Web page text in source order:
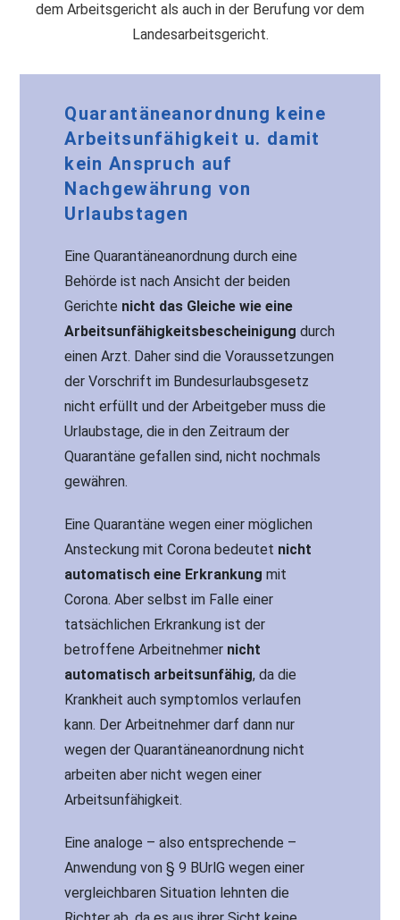
dem Arbeitsgericht als auch in der Berufung vor dem
Landesarbeitsgericht.
Quarantäneanordnung keine
Arbeitsunfähigkeit u. damit
kein Anspruch auf
Nachgewährung von
Urlaubstagen
Eine Quarantäneanordnung durch eine
Behörde ist nach Ansicht der beiden
Gerichte nicht das Gleiche wie eine
Arbeitsunfähigkeitsbescheinigung durch
einen Arzt. Daher sind die Voraussetzungen
der Vorschrift im Bundesurlaubsgesetz
nicht erfüllt und der Arbeitgeber muss die
Urlaubstage, die in den Zeitraum der
Quarantäne gefallen sind, nicht nochmals
gewähren.
Eine Quarantäne wegen einer möglichen
Ansteckung mit Corona bedeutet nicht
automatisch eine Erkrankung mit
Corona. Aber selbst im Falle einer
tatsächlichen Erkrankung ist der
betroffene Arbeitnehmer nicht
automatisch arbeitsunfähig, da die
Krankheit auch symptomlos verlaufen
kann. Der Arbeitnehmer darf dann nur
wegen der Quarantäneanordnung nicht
arbeiten aber nicht wegen einer
Arbeitsunfähigkeit.
Eine analoge – also entsprechende –
Anwendung von § 9 BUrlG wegen einer
vergleichbaren Situation lehnten die